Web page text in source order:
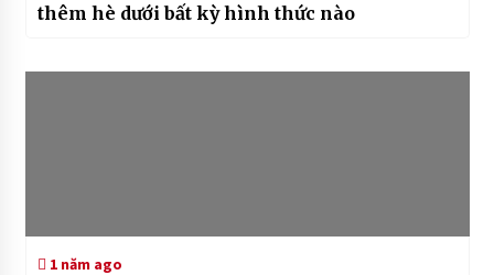
thêm hè dưới bất kỳ hình thức nào
1 năm ago